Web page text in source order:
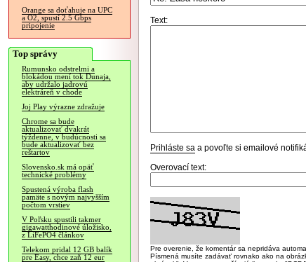
Orange sa doťahuje na UPC
a O2, spustí 2.5 Gbps
pripojenie
Top správy
Rumunsko odstrelmi a
blokádou mení tok Dunaja,
aby udržalo jadrovú
elektráreň v chode
Joj Play výrazne zdražuje
Chrome sa bude
aktualizovať dvakrát
týždenne, v budúcnosti sa
bude aktualizovať bez
reštartov
Slovensko.sk má opäť
technické problémy
Spustená výroba flash
pamäte s novým najvyšším
počtom vrstiev
V Poľsku spustili takmer
gigawatthodinové úložisko,
z LiFePO4 článkov
Telekom pridal 12 GB balík
pre Easy, chce zaň 12 eur
Text:
Prihláste sa a povoľte si emailové
Overovací text:
Pre overenie, že komentár sa nepridáva
Písmená musíte zadávať rovnako ako na